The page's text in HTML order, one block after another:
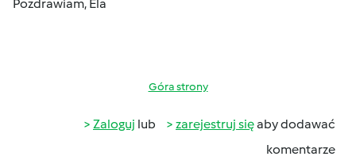
Pozdrawiam, Ela
Góra strony
Zaloguj lub zarejestruj sięaby dodawać
komentarze